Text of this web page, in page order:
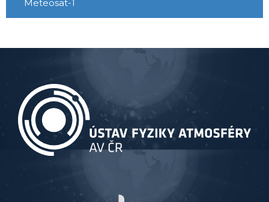
Meteosat-1